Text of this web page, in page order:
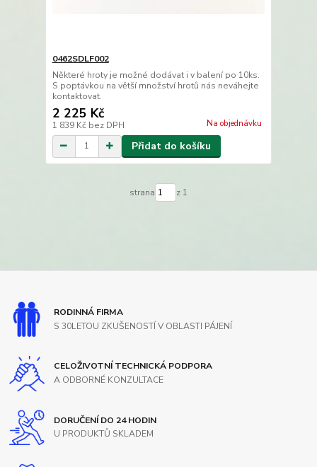
0462SDLF002
Některé hroty je možné dodávat i v balení po 10ks.
S poptávkou na větší množství hrotů nás neváhejte
kontaktovat.
2 225 Kč
1 839 Kč bez DPH Na objednávku
Přidat do košíku
strana z 1
RODINNÁ FIRMA
S 30LETOU ZKUŠENOSTÍ V OBLASTI PÁJENÍ
CELOŽIVOTNÍ TECHNICKÁ PODPORA
A ODBORNÉ KONZULTACE
DORUČENÍ DO 24 HODIN
U PRODUKTŮ SKLADEM